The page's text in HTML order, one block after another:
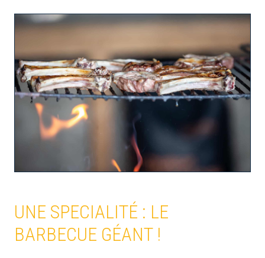
UNE SPECIALITÉ : LE
BARBECUE GÉANT !